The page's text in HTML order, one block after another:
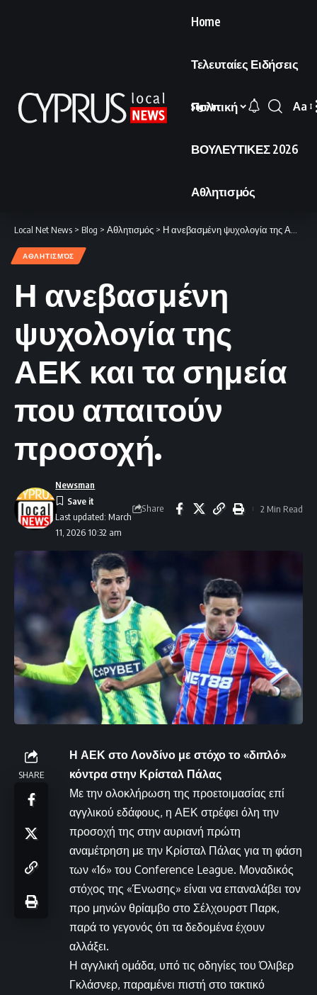
Home
Τελευταίες Ειδήσεις
Πολιτική
ΒΟΥΛΕΥΤΙΚΕΣ 2026
Αθλητισμός
Sign In
Font
Aa
Local Net News > Blog > Αθλητισμός > Η ανεβασμένη ψυχολογία της ΑΕΚ και τα σημεία που απαιτούν προσοχή.
ΑΘΛΗΤΙΣΜΌΣ
Η ανεβασμένη
ψυχολογία της
ΑΕΚ και τα σημεία
που απαιτούν
προσοχή.
Last updated: March
11, 2026 10:32 am
Newsman
Share 2 Min Read
SHARE
Η ΑΕΚ στο Λονδίνο με στόχο το «διπλό»
κόντρα στην Κρίσταλ Πάλας
Με την ολοκλήρωση της προετοιμασίας επί
αγγλικού εδάφους, η ΑΕΚ στρέφει όλη την
προσοχή της στην αυριανή πρώτη
αναμέτρηση με την Κρίσταλ Πάλας για τη φάση
των «16» του Conference League. Μοναδικός
στόχος της «Ένωσης» είναι να επαναλάβει τον
προ μηνών θρίαμβο στο Σέλχουρστ Παρκ,
παρά το γεγονός ότι τα δεδομένα έχουν
αλλάξει.
Η αγγλική ομάδα, υπό τις οδηγίες του Όλιβερ
Γκλάσνερ, παραμένει πιστή στο τακτικό